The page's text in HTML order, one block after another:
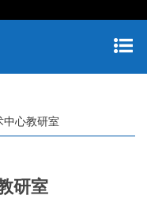
中心教研室
研室